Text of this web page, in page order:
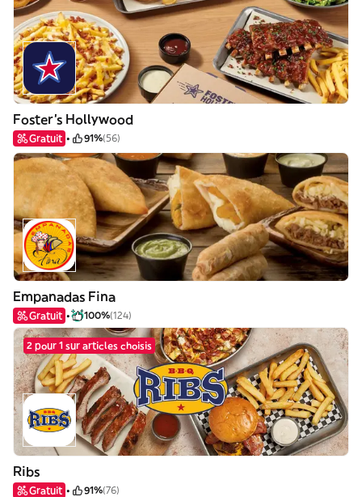
Foster's Hollywood
Gratuit 91%(56)
Empanadas Fina
Gratuit 100%(124)
2 pour 1 sur articles choisis
Ribs
Gratuit 91%(76)